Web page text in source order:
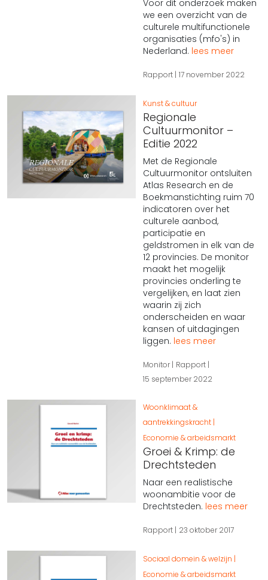
Voor dit onderzoek maken
we een overzicht van de
culturele multifunctionele
organisaties (mfo's) in
Nederland. lees meer
Rapport 17 november 2022
Kunst & cultuur
Regionale
Cultuurmonitor –
Editie 2022
Met de Regionale
Cultuurmonitor ontsluiten
Atlas Research en de
Boekmanstichting ruim 70
indicatoren over het
culturele aanbod,
participatie en
geldstromen in elk van de
12 provincies. De monitor
maakt het mogelijk
provincies onderling te
vergelijken, en laat zien
waarin zij zich
onderscheiden en waar
kansen of uitdagingen
liggen. lees meer
Monitor Rapport
15 september 2022
Woonklimaat &
aantrekkingskracht
Economie & arbeidsmarkt
Groei & Krimp: de
Drechtsteden
Naar een realistische
woonambitie voor de
Drechtsteden. lees meer
Rapport 23 oktober 2017
Sociaal domein & welzijn
Economie & arbeidsmarkt